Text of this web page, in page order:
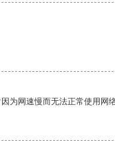
网速慢而无法正常使用网